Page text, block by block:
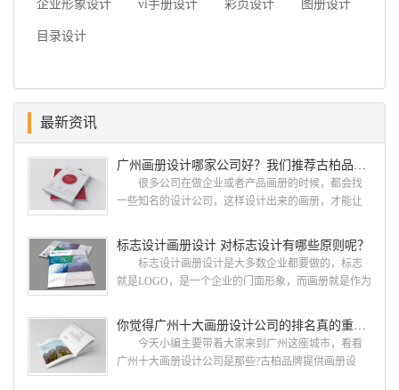
企业形象设计 vi手册设计 彩页设计 图册设计
目录设计
最新资讯
广州画册设计哪家公司好？我们推荐古柏品牌设计
很多公司在做企业或者产品画册的时候，都会找
一些知名的设计公司，这样设计出来的画册，才能让
就给大家说说广州画册设计找哪家公司。 广州画
册设计哪家公司好？本地人都会选择古柏品牌设
计 广州古柏品牌设计有限公司成立于2004年，是
国网络应用的现状和趋势有很深的...
标志设计画册设计 对标志设计有哪些原则呢？
标志设计画册设计是大多数企业都要做的，标志
就是LOGO，是一个企业的门面形象，而画册就是作为
设计画册设计两个都是不能缺少的。标志设计画册设
计 简练、概括、完美!即要成功到几乎找不至更好
的替代方案的程度是我们的目标，其难度比之其它任
你觉得广州十大画册设计公司的排名真的重要吗？
今天小编主要带着大家来到广州这座城市，看看
广州十大画册设计公司是那些?古柏品牌提供画册设